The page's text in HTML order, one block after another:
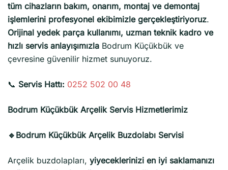
tüm cihazların bakım, onarım, montaj ve demontaj
işlemlerini profesyonel ekibimizle gerçekleştiriyoruz.
Orijinal yedek parça kullanımı, uzman teknik kadro ve
hızlı servis anlayışımızla Bodrum Küçükbük ve
çevresine güvenilir hizmet sunuyoruz.
📞 Servis Hattı: 0252 502 00 48
Bodrum Küçükbük Arçelik Servis Hizmetlerimiz
🔹Bodrum Küçükbük Arçelik Buzdolabı Servisi
Arçelik buzdolapları, yiyeceklerinizi en iyi saklamanızı